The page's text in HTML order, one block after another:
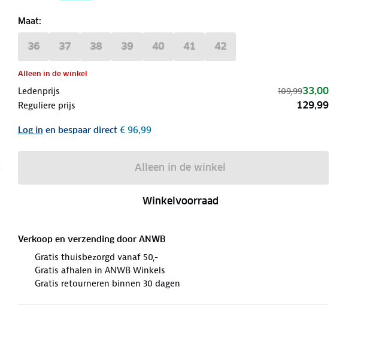
Maat:
36 37 38 39 40 41 42
Alleen in de winkel
Ledenprijs 109,9933,00
Reguliere prijs 129,99
Log in en bespaar direct€ 96,99
Alleen in de winkel
Winkelvoorraad
Verkoop en verzending door ANWB
Gratis thuisbezorgd vanaf 50,-
Gratis afhalen in ANWB Winkels
Gratis retourneren binnen 30 dagen